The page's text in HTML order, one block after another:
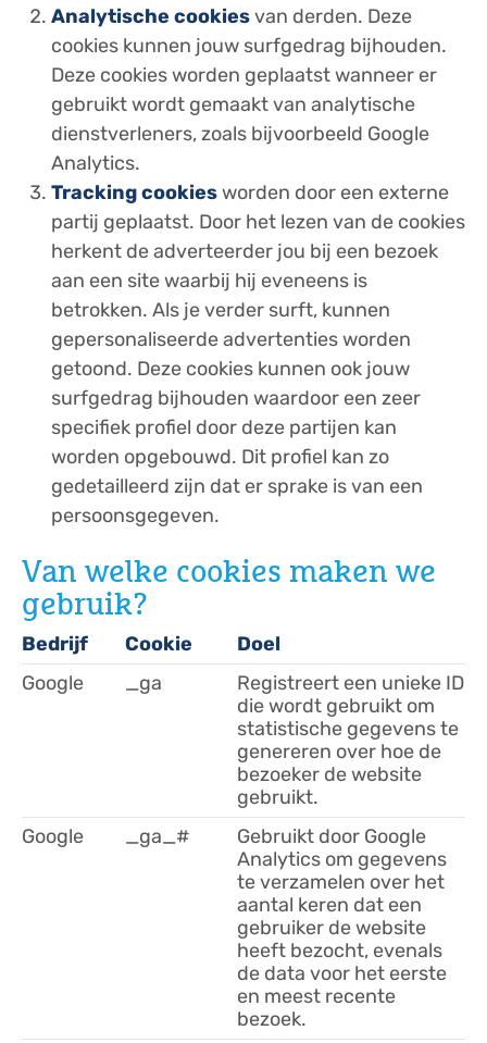
Analytische cookiesvan derden. Deze
cookies kunnen jouw surfgedrag bijhouden.
Deze cookies worden geplaatst wanneer er
gebruikt wordt gemaakt van analytische
dienstverleners, zoals bijvoorbeeld Google
Analytics.
Tracking cookiesworden door een externe
partij geplaatst. Door het lezen van de cookies
herkent de adverteerder jou bij een bezoek
aan een site waarbij hij eveneens is
betrokken. Als je verder surft, kunnen
gepersonaliseerde advertenties worden
getoond. Deze cookies kunnen ook jouw
surfgedrag bijhouden waardoor een zeer
specifiek profiel door deze partijen kan
worden opgebouwd. Dit profiel kan zo
gedetailleerd zijn dat er sprake is van een
persoonsgegeven.
Van welke cookies maken we
gebruik?
Bedrijf Cookie
Doel
Google
_ga
Registreert een unieke ID
die wordt gebruikt om
statistische gegevens te
genereren over hoe de
bezoeker de website
gebruikt.
Google
_ga_#
Gebruikt door Google
Analytics om gegevens
te verzamelen over het
aantal keren dat een
gebruiker de website
heeft bezocht, evenals
de data voor het eerste
en meest recente
bezoek.